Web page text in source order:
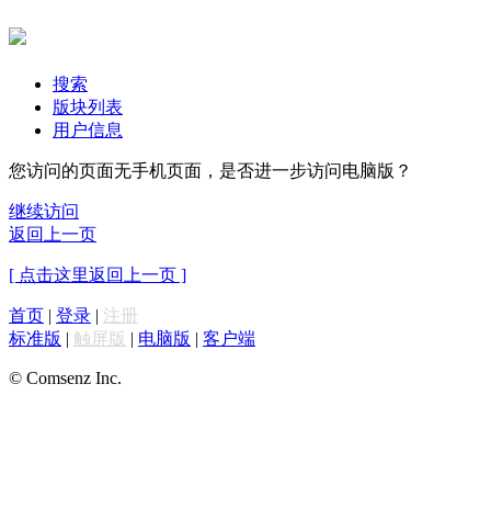
搜索
版块列表
用户信息
您访问的页面无手机页面，是否进一步访问电脑版？
继续访问
返回上一页
[ 点击这里返回上一页 ]
首页 | 登录 | 注册
标准版 | 触屏版 | 电脑版 | 客户端
© Comsenz Inc.